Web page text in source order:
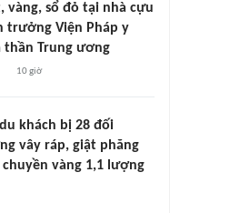
vàng, sổ đỏ tại nhà cựu
trưởng Viện Pháp y
thần Trung ương
10 giờ
khách bị 28 đối
vây ráp, giật phăng
chuyền vàng 1,1 lượng